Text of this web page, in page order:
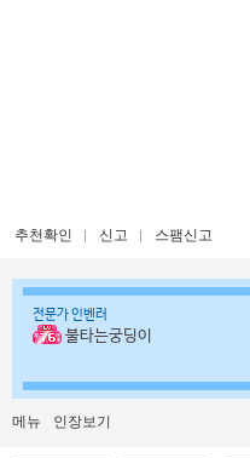
추천확인 신고 스팸신고
전문가 인벤러
불타는궁딩이
메뉴 인장보기